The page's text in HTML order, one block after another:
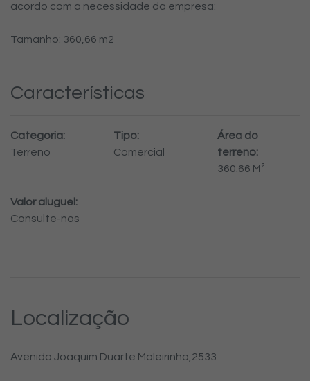
acordo com a necessidade da empresa:
Tamanho: 360,66 m2
Características
Categoria:
Terreno
Tipo:
Comercial
Área do
terreno:
360.66 M²
Valor aluguel:
Consulte-nos
Localização
Avenida Joaquim Duarte Moleirinho,2533